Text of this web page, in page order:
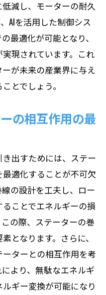
減し、モーターの耐久
AIを活用した制御シス
最適化が可能となり、
現されています。これ
が未来の産業界に与え
とでしょう。
の相互作用の最
出すためには、ステー
適化することが不可欠
の設計を工夫し、ロー
ことでエネルギーの損
の際、ステーターの巻
となります。さらに、
ターとの相互作用を考
より、無駄なエネルギ
ギー変換が可能になり